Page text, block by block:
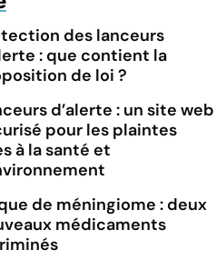
des lanceurs
: que contient la
de loi ?
d’alerte : un site web
pour les plaintes
à la santé et
de méningiome : deux
médicaments